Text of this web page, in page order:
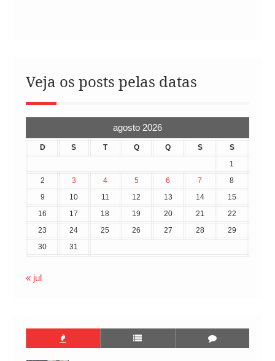
Veja os posts pelas datas
agosto 2026
D S T Q Q S
S
1
2
3 4 5 6 7
8
9
10 11 12 13 14
15
16
17 18 19 20 21
22
23
24 25 26 27 28
29
30
31
« jul